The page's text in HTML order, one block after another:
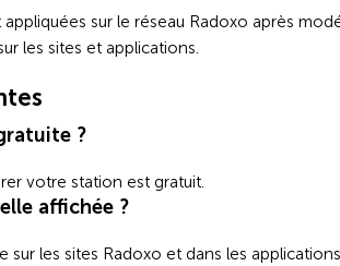
sur le réseau Radoxo après
les sites et applications.
?
votre station est gratuit.
affichée ?
sur les sites Radoxo et dans les